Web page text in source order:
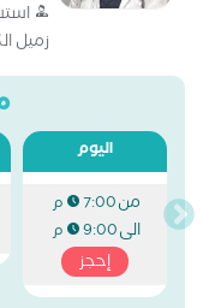
زميل
اليوم
من7:00 م
الى9:00 م
إحجز